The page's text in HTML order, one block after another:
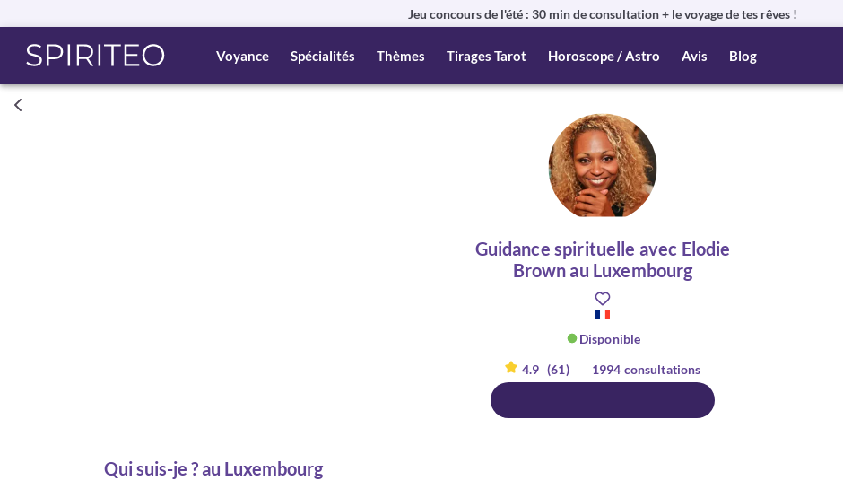
Jeu concours de l'été : 30 min de consultation + le voyage de tes rêves !
Voyance Spécialités Thèmes Tirages Tarot Horoscope / Astro Avis Blog
Guidance spirituelle avec Elodie
Brown au Luxembourg
Disponible
4.9 (61) 1994 consultations
Qui suis-je ? au Luxembourg